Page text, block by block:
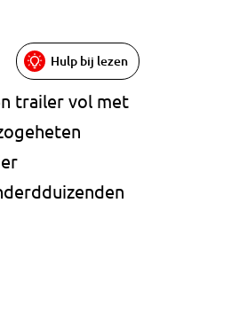
Hulp bij lezen
trailer vol met